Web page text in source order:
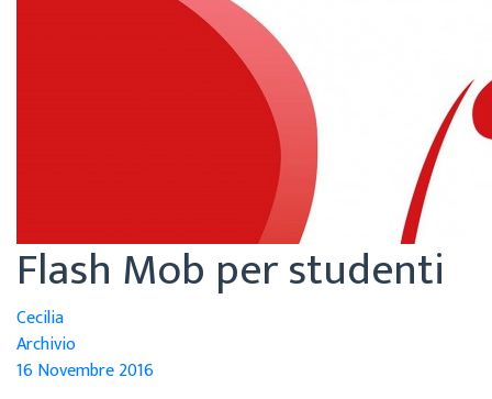
Flash Mob per studenti
Cecilia
Archivio
16 Novembre 2016